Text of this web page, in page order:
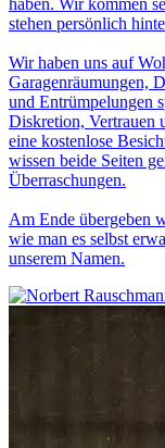
haben. Wir kommen
stehen persönlich
Wir haben uns auf
Garagenräumungen,
und Entrümpelungen
Diskretion, Vertrauen
eine kostenlose
wissen beide Seiten
Überraschungen.
Am Ende übergeben
wie man es selbst
unserem Namen.